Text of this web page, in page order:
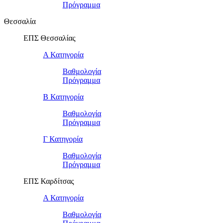
Πρόγραμμα
Θεσσαλία
ΕΠΣ Θεσσαλίας
Α Κατηγορία
Βαθμολογία
Πρόγραμμα
Β Κατηγορία
Βαθμολογία
Πρόγραμμα
Γ Κατηγορία
Βαθμολογία
Πρόγραμμα
ΕΠΣ Καρδίτσας
Α Κατηγορία
Βαθμολογία